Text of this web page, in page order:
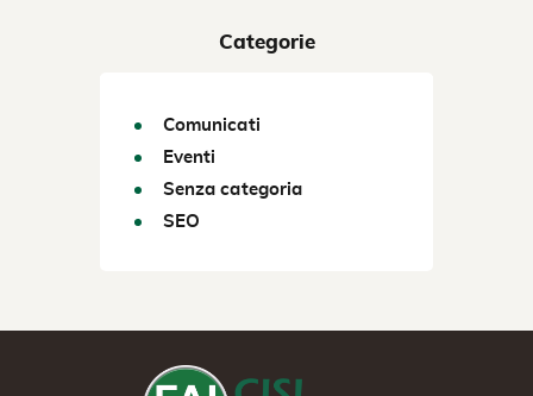
Categorie
Comunicati
Eventi
Senza categoria
SEO